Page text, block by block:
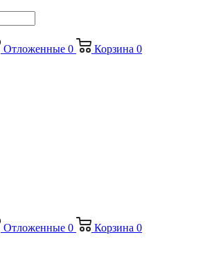
Отложенные 0 Корзина 0
Отложенные 0 Корзина 0